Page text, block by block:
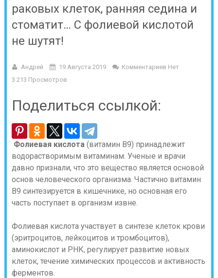
раковых клеток, ранняя седина и
стоматит… С фолиевой кислотой
не шутят!
Андрей 19 Августа 2019
Комментариев Нет
3 213 Просмотров
Поделиться ссылкой:
Фолиевая кислота(витамин В9) принадлежит
водорастворимым витаминам. Ученые и врачи
давно признали, что это вещество является основой
основ человеческого организма. Частично витамин
В9 синтезируется в кишечнике, но основная его
часть поступает в организм извне.
Фолиевая кислота участвует в синтезе клеток крови
(эритроцитов, лейкоцитов и тромбоцитов),
аминокислот и РНК, регулирует развитие новых
клеток, течение химических процессов и активность
ферментов.